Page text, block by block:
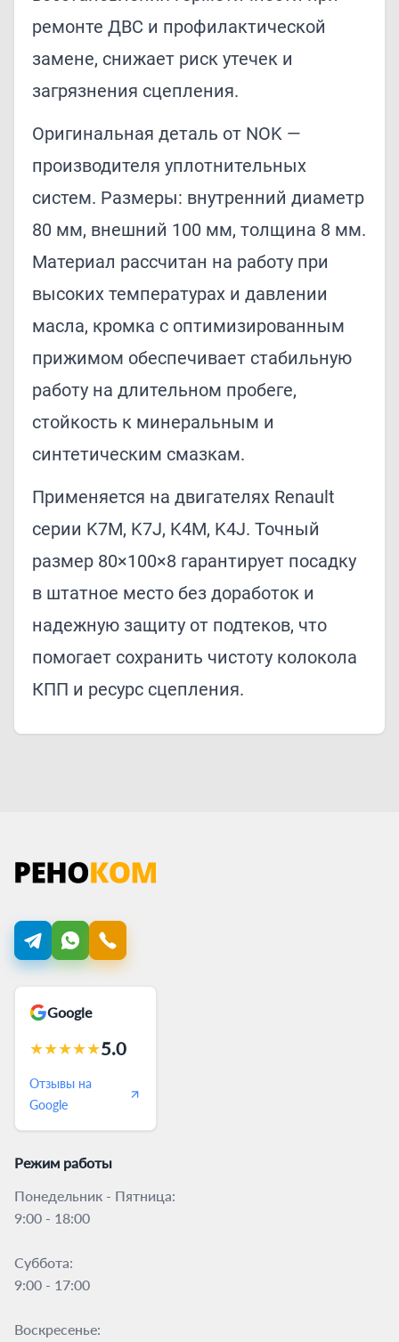
ремонте ДВС и профилактической
замене, снижает риск утечек и
загрязнения сцепления.
Оригинальная деталь от NOK —
производителя уплотнительных
систем. Размеры: внутренний диаметр
80 мм, внешний 100 мм, толщина 8 мм.
Материал рассчитан на работу при
высоких температурах и давлении
масла, кромка с оптимизированным
прижимом обеспечивает стабильную
работу на длительном пробеге,
стойкость к минеральным и
синтетическим смазкам.
Применяется на двигателях Renault
серии K7M, K7J, K4M, K4J. Точный
размер 80×100×8 гарантирует посадку
в штатное место без доработок и
надежную защиту от подтеков, что
помогает сохранить чистоту колокола
КПП и ресурс сцепления.
Google
★★★★★5.0
Отзывы на
Google
Режим работы
Понедельник - Пятница:
9:00 - 18:00
Суббота:
9:00 - 17:00
Воскресенье: